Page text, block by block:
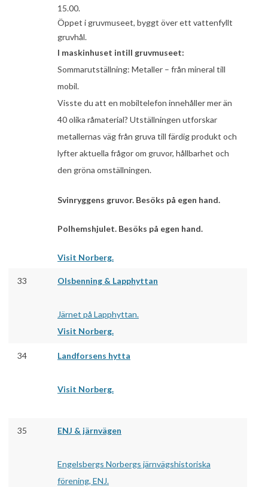
15.00.
Öppet i gruvmuseet, byggt över ett vattenfyllt
gruvhål.
I maskinhuset intill gruvmuseet:
Sommarutställning: Metaller – från mineral till
mobil.
Visste du att en mobiltelefon innehåller mer än
40 olika råmaterial? Utställningen utforskar
metallernas väg från gruva till färdig produkt och
lyfter aktuella frågor om gruvor, hållbarhet och
den gröna omställningen.
Svinryggens gruvor. Besöks på egen hand.
Polhemshjulet. Besöks på egen hand.
Visit Norberg.
33 Olsbenning & Lapphyttan
Järnet på Lapphyttan.
Visit Norberg.
34 Landforsens hytta
Visit Norberg.
35 ENJ & järnvägen
Engelsbergs Norbergs järnvägshistoriska
förening, ENJ.